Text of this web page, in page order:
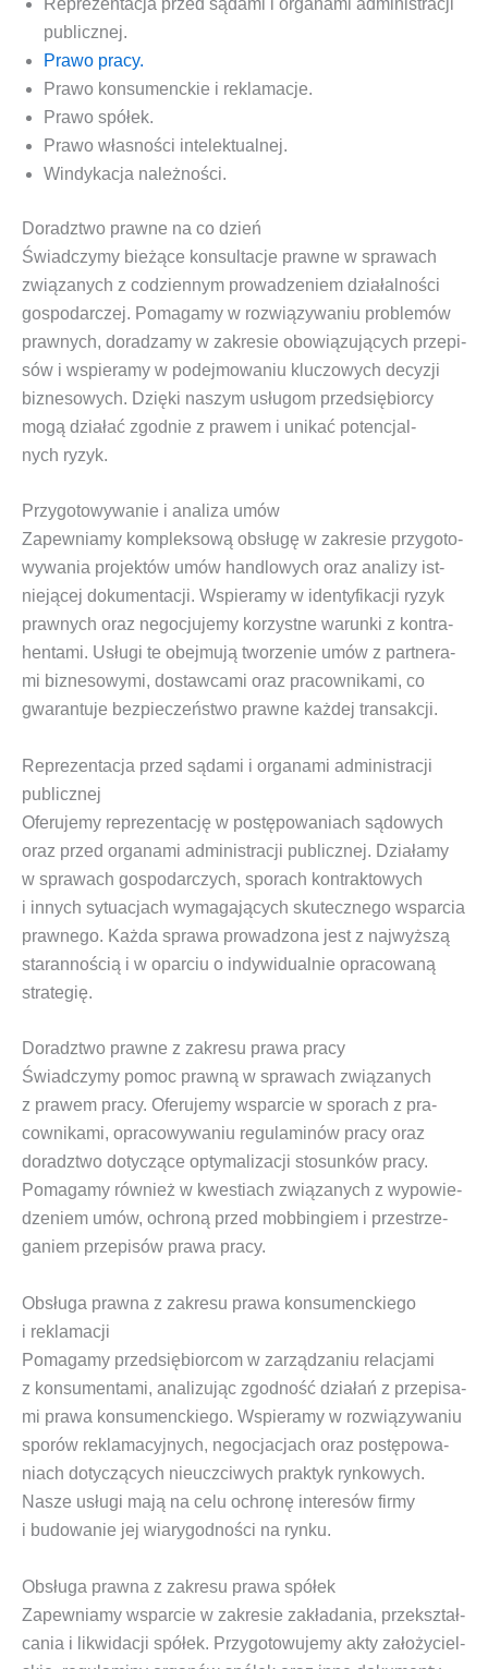
publicznej.
Pra­wo pracy.
Pra­wo kon­su­menc­kie i rekla­ma­cje.
Pra­wo spółek.
Pra­wo wła­sno­ści intelektualnej.
Win­dy­ka­cja należności.
Doradztwo prawne na co dzień
Świad­czy­my bie­żą­ce kon­sul­ta­cje praw­ne w spra­wach
zwią­za­nych z codzien­nym pro­wa­dze­niem dzia­łal­no­ści
gospo­dar­czej. Poma­ga­my w roz­wią­zy­wa­niu pro­ble­mów
praw­nych, dora­dza­my w zakre­sie obo­wią­zu­ją­cych prze­pi­
sów i wspie­ra­my w podej­mo­wa­niu klu­czo­wych decy­zji
biz­ne­so­wych. Dzię­ki naszym usłu­gom przed­się­bior­cy
mogą dzia­łać zgod­nie z pra­wem i uni­kać poten­cjal­
nych ryzyk.
Przygotowywanie i analiza umów
Zapew­nia­my kom­plek­so­wą obsłu­gę w zakre­sie przy­go­to­
wy­wa­nia pro­jek­tów umów han­dlo­wych oraz ana­li­zy ist­
nie­ją­cej doku­men­ta­cji. Wspie­ra­my w iden­ty­fi­ka­cji ryzyk
praw­nych oraz nego­cju­je­my korzyst­ne warun­ki z kon­tra­
hen­ta­mi. Usłu­gi te obej­mu­ją two­rze­nie umów z part­ne­ra­
mi biz­ne­so­wy­mi, dostaw­ca­mi oraz pra­cow­ni­ka­mi, co
gwa­ran­tu­je bez­pie­czeń­stwo praw­ne każ­dej transakcji.
Reprezentacja przed sądami i organami administracji
publicznej
Ofe­ru­je­my repre­zen­ta­cję w postę­po­wa­niach sądo­wych
oraz przed orga­na­mi admi­ni­stra­cji publicz­nej. Dzia­ła­my
w spra­wach gospo­dar­czych, spo­rach kon­trak­to­wych
i innych sytu­acjach wyma­ga­ją­cych sku­tecz­ne­go wspar­cia
praw­ne­go. Każ­da spra­wa pro­wa­dzo­na jest z naj­wyż­szą
sta­ran­no­ścią i w opar­ciu o indy­wi­du­al­nie opra­co­wa­ną
strategię.
Doradztwo prawne z zakresu prawa pracy
Świad­czy­my pomoc praw­ną w spra­wach zwią­za­nych
z pra­wem pra­cy. Ofe­ru­je­my wspar­cie w spo­rach z pra­
cow­ni­ka­mi, opra­co­wy­wa­niu regu­la­mi­nów pra­cy oraz
doradz­two doty­czą­ce opty­ma­li­za­cji sto­sun­ków pra­cy.
Poma­ga­my rów­nież w kwe­stiach zwią­za­nych z wypo­wie­
dze­niem umów, ochro­ną przed mob­bin­giem i prze­strze­
ga­niem prze­pi­sów pra­wa pracy.
Obsługa prawna z zakresu prawa konsumenckiego
i reklamacji
Poma­ga­my przed­się­bior­com w zarzą­dza­niu rela­cja­mi
z kon­su­men­ta­mi, ana­li­zu­jąc zgod­ność dzia­łań z prze­pi­sa­
mi pra­wa kon­su­menc­kie­go. Wspie­ra­my w roz­wią­zy­wa­niu
spo­rów rekla­ma­cyj­nych, nego­cja­cjach oraz postę­po­wa­
niach doty­czą­cych nie­uczci­wych prak­tyk ryn­ko­wych.
Nasze usłu­gi mają na celu ochro­nę inte­re­sów fir­my
i budo­wa­nie jej wia­ry­god­no­ści na rynku.
Obsługa prawna z zakresu prawa spółek
Zapew­nia­my wspar­cie w zakre­sie zakła­da­nia, prze­kształ­
ca­nia i likwi­da­cji spół­ek. Przy­go­to­wu­je­my akty zało­ży­ciel­